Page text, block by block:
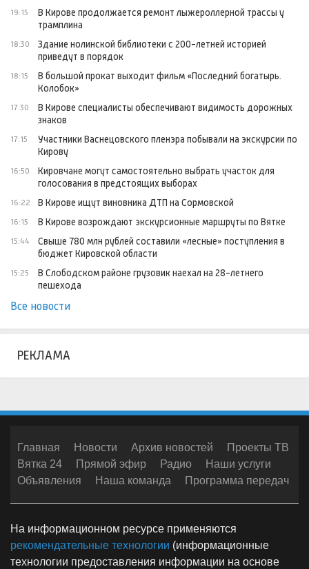
19:15
В Кирове продолжается ремонт лыжероллерной трассы у
трамплина
18:30
Здание нолинской библиотеки с 200-летней историей
приведут в порядок
18:15
В большой прокат выходит фильм «Последний богатырь.
Колобок»
17:30
В Кирове специалисты обеспечивают видимость дорожных
знаков
17:15
Участники Васнецовского пленэра побывали на экскурсии по
Кирову
16:50
Кировчане могут самостоятельно выбрать участок для
голосования в предстоящих выборах
16:22 В Кирове ищут виновника ДТП на Сормовской
16:15 В Кирове возрождают экскурсионные маршруты по Вятке
15:44
Свыше 780 млн рублей составили «лесные» поступления в
бюджет Кировской области
15:25
В Слободском районе грузовик наехал на 28-летнего
пешехода
Все новости
РЕКЛАМА
Главная Новости Архив новостей
Проекты ТВ
Вятка 24
Прямой эфир Радио
Наши услуги
Объявления
Наша команда Программа передач
На информационном ресурсе применяются
рекомендательные технологии (информационные
технологии предоставления информации на основе